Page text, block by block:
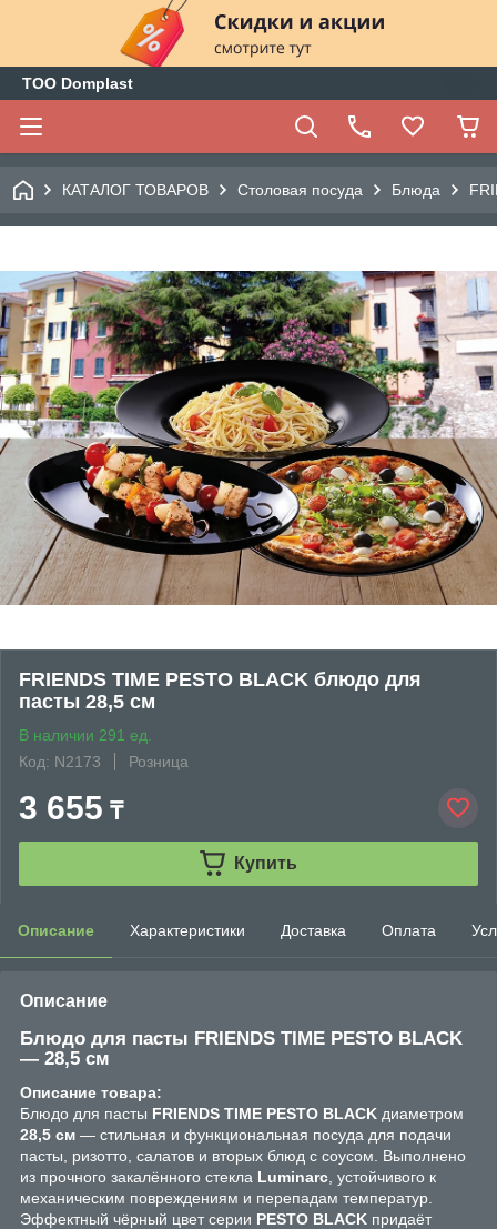
ТОО Domplast
КАТАЛОГ ТОВАРОВ Столовая посуда Блюда
FRIENDS TIME PESTO BLACK блюдо для
пасты 28,5 см
В наличии 291 ед.
Код: N2173
Розница
3 655 ₸
Купить
Описание Характеристики Доставка Оплата
Описание
Блюдо для пасты FRIENDS TIME PESTO BLACK
— 28,5 см
Описание товара:
Блюдо для пасты FRIENDS TIME PESTO BLACK диаметром
28,5 см — стильная и функциональная посуда для подачи
пасты, ризотто, салатов и вторых блюд с соусом. Выполнено
из прочного закалённого стекла Luminarc , устойчивого к
механическим повреждениям и перепадам температур.
Эффектный чёрный цвет серии PESTO BLACK придаёт